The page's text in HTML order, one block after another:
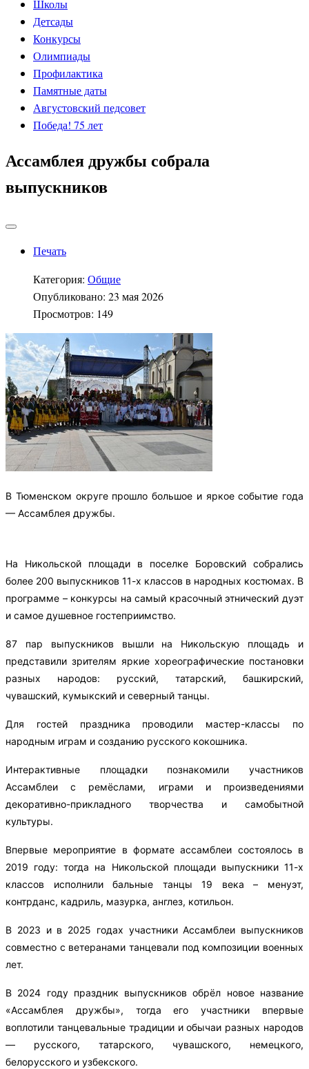
Школы
Детсады
Конкурсы
Олимпиады
Профилактика
Памятные даты
Августовский педсовет
Победа! 75 лет
Ассамблея дружбы собрала
выпускников
Печать
Категория: Общие
Опубликовано: 23 мая 2026
Просмотров: 149
В Тюменском округе прошло большое и яркое событие года
— Ассамблея дружбы.
На Никольской площади в поселке Боровский собрались
более 200 выпускников 11-х классов в народных костюмах. В
программе – конкурсы на самый красочный этнический дуэт
и самое душевное гостеприимство.
87 пар выпускников вышли на Никольскую площадь и
представили зрителям яркие хореографические постановки
разных народов: русский, татарский, башкирский,
чувашский, кумыкский и северный танцы.
Для гостей праздника проводили мастер-классы по
народным играм и созданию русского кокошника.
Интерактивные площадки познакомили участников
Ассамблеи с ремёслами, играми и произведениями
декоративно-прикладного творчества и самобытной
культуры.
Впервые мероприятие в формате ассамблеи состоялось в
2019 году: тогда на Никольской площади выпускники 11-х
классов исполнили бальные танцы 19 века – менуэт,
контрданс, кадриль, мазурка, англез, котильон.
В 2023 и в 2025 годах участники Ассамблеи выпускников
совместно с ветеранами танцевали под композиции военных
лет.
В 2024 году праздник выпускников обрёл новое название
«Ассамблея дружбы», тогда его участники впервые
воплотили танцевальные традиции и обычаи разных народов
— русского, татарского, чувашского, немецкого,
белорусского и узбекского.